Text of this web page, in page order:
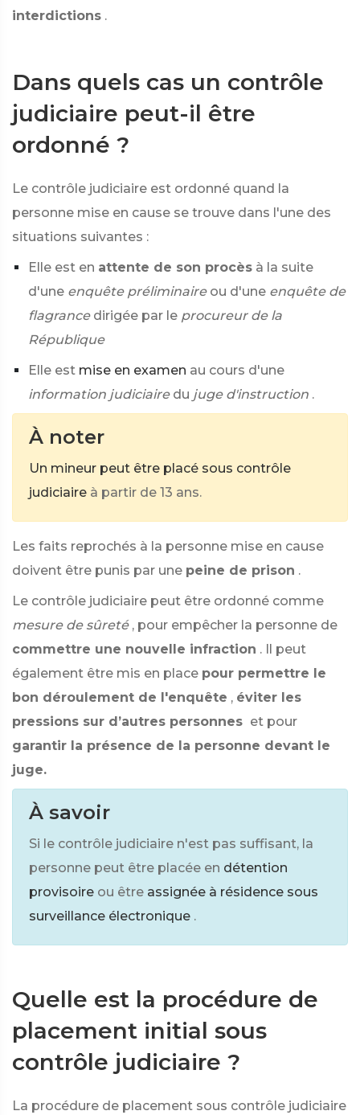
interdictions .
Dans quels cas un contrôle
judiciaire peut-il être
ordonné ?
Le contrôle judiciaire est ordonné quand la
personne mise en cause se trouve dans l'une des
situations suivantes :
Elle est en attente de son procès à la suite
d'une enquête préliminaire ou d'une enquête de
flagrance dirigée par le procureur de la
République
Elle est mise en examen au cours d'une
information judiciaire du juge d'instruction .
À noter
Un mineur peut être placé sous contrôle
judiciaire à partir de 13 ans.
Les faits reprochés à la personne mise en cause
doivent être punis par une peine de prison .
Le contrôle judiciaire peut être ordonné comme
mesure de sûreté , pour empêcher la personne de
commettre une nouvelle infraction . Il peut
également être mis en place pour permettre le
bon déroulement de l'enquête , éviter les
pressions sur d’autres personnes et pour
garantir la présence de la personne devant le
juge.
À savoir
Si le contrôle judiciaire n'est pas suffisant, la
personne peut être placée en détention
provisoire ou être assignée à résidence sous
surveillance électronique .
Quelle est la procédure de
placement initial sous
contrôle judiciaire ?
La procédure de placement sous contrôle judiciaire